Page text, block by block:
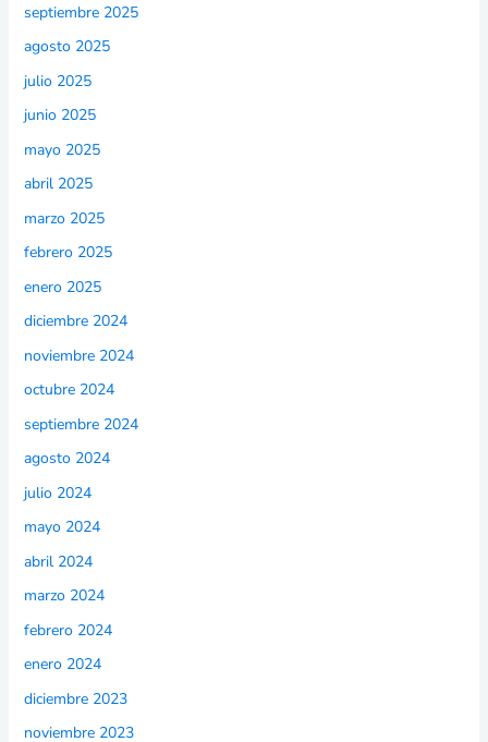
septiembre 2025
agosto 2025
julio 2025
junio 2025
mayo 2025
abril 2025
marzo 2025
febrero 2025
enero 2025
diciembre 2024
noviembre 2024
octubre 2024
septiembre 2024
agosto 2024
julio 2024
mayo 2024
abril 2024
marzo 2024
febrero 2024
enero 2024
diciembre 2023
noviembre 2023